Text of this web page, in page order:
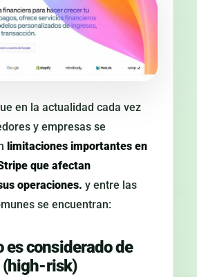
en la actualidad cada vez
y empresas se
limitaciones importantes en
que afectan
operaciones. y entre las
se encuentran:
es considerado de
(high-risk)